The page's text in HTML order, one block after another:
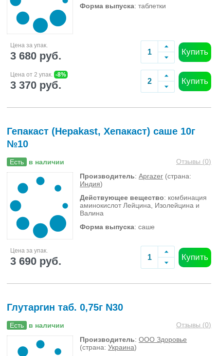
Форма выпуска: таблетки
Цена за упак.
3 680 руб. Купить
Цена от 2 упак. -8%
3 370 руб. Купить
Гепакаст (Hepakast, Хепакаст) саше 10г
№10
Есть в наличии Отзывы (0)
Производитель: Aprazer (страна:
Индия)
Действующее вещество: комбинация
аминокислот Лейцина, Изолейцина и
Валина
Форма выпуска: саше
Цена за упак.
3 690 руб. Купить
Глутаргин таб. 0,75г N30
Есть в наличии Отзывы (0)
Производитель: ООО Здоровье
(страна: Украина)